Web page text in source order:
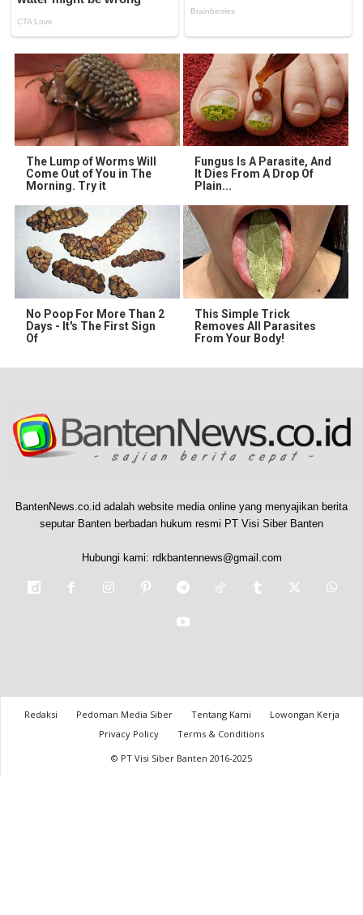
The Lump of Worms Will
Come Out of You in The
Morning. Try it
Fungus Is A Parasite, And
It Dies From A Drop Of
Plain...
No Poop For More Than 2
Days - It's The First Sign
Of
This Simple Trick
Removes All Parasites
From Your Body!
BantenNews.co.id adalah website media online yang menyajikan berita
seputar Banten berbadan hukum resmi PT Visi Siber Banten
Hubungi kami: rdkbantennews@gmail.com
Redaksi Pedoman Media Siber Tentang Kami
Lowongan Kerja
Privacy Policy
Terms & Conditions
© PT Visi Siber Banten 2016-2025